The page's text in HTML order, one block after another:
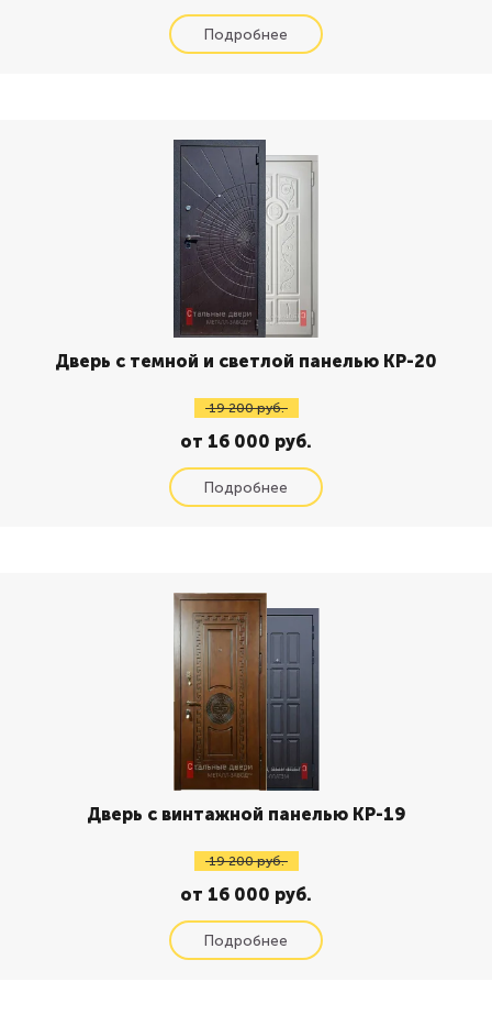
Дверь с темной и светлой панелью КР-20
19 200 руб.
от 16 000 руб.
Дверь с винтажной панелью КР-19
19 200 руб.
от 16 000 руб.